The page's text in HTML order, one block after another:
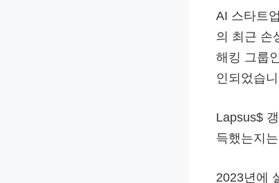
AI 스타트
의 최근 손
해킹 그룹
인되었습
Lapsus$
득했는지
2023년에